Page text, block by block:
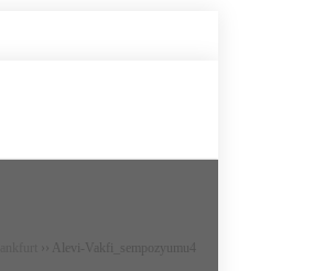
›› Alevi-Vakfi_sempozyumu4